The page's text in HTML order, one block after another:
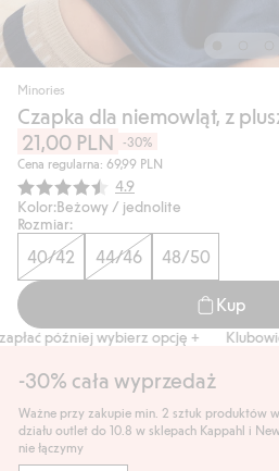
Minories
Czapka dla niemowląt, z
21,00 PLN
-30%
Cena regularna: 69,99 PLN
Średnia ocena:
4.9
Kolor:Beżowy / jednolite
Rozmiar:
40/42 44/46 48/50
Kup
później wybierz opcję +
-30% cała wyprzedaż
Ważne przy zakupie min. 2 sztuk produktów
działu outlet do 10.8 w sklepach Kappahl i
nie łączymy